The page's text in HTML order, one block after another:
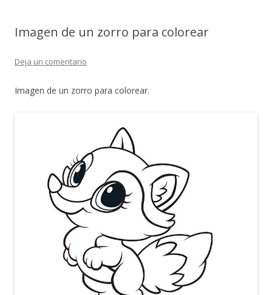
Imagen de un zorro para colorear
Deja un comentario
Imagen de un zorro para colorear.